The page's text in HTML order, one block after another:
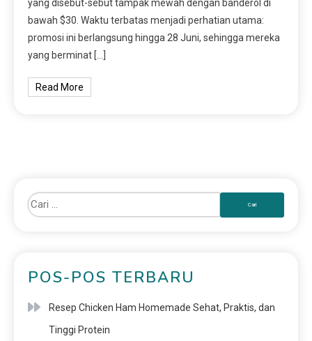
yang disebut-sebut tampak mewah dengan banderol di
bawah $30. Waktu terbatas menjadi perhatian utama:
promosi ini berlangsung hingga 28 Juni, sehingga mereka
yang berminat […]
Read More
POS-POS TERBARU
Resep Chicken Ham Homemade Sehat, Praktis, dan
Tinggi Protein